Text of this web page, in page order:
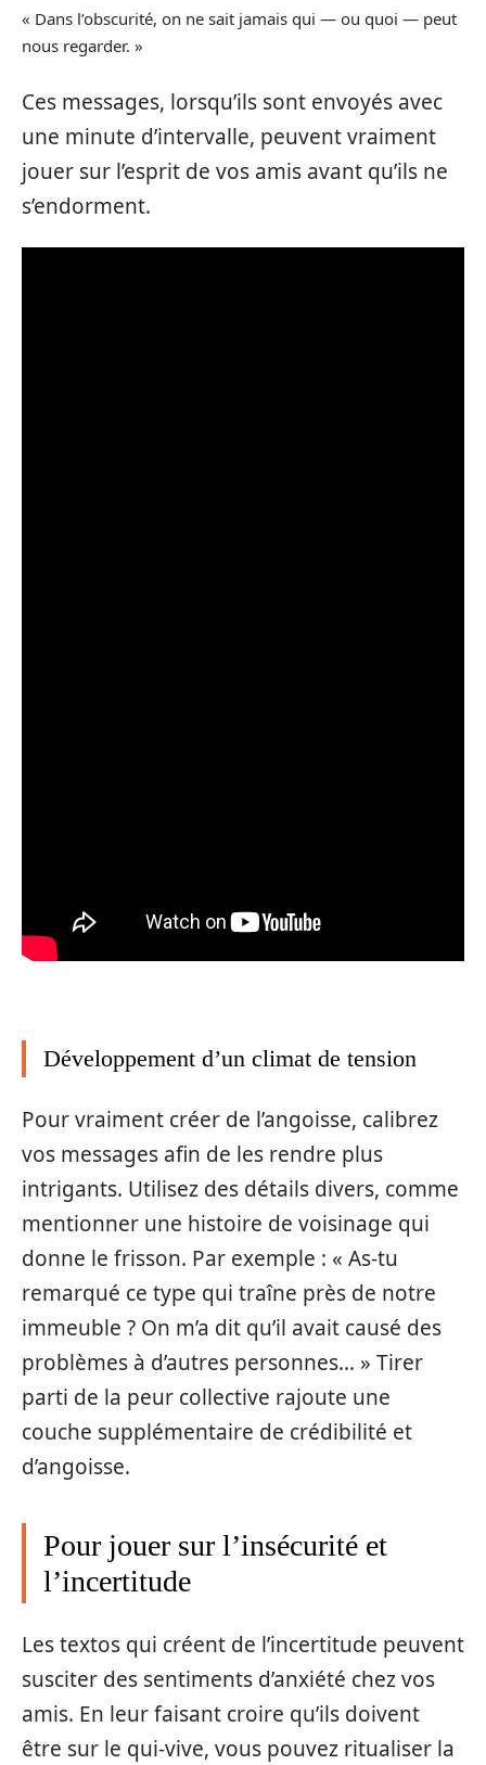
« Dans l’obscurité, on ne sait jamais qui — ou quoi — peut
nous regarder. »
Ces messages, lorsqu’ils sont envoyés avec
une minute d’intervalle, peuvent vraiment
jouer sur l’esprit de vos amis avant qu’ils ne
s’endorment.
Développement d’un climat de tension
Pour vraiment créer de l’angoisse, calibrez
vos messages afin de les rendre plus
intrigants. Utilisez des détails divers, comme
mentionner une histoire de voisinage qui
donne le frisson. Par exemple : « As-tu
remarqué ce type qui traîne près de notre
immeuble ? On m’a dit qu’il avait causé des
problèmes à d’autres personnes… » Tirer
parti de la peur collective rajoute une
couche supplémentaire de crédibilité et
d’angoisse.
Pour jouer sur l’insécurité et
l’incertitude
Les textos qui créent de l’incertitude peuvent
susciter des sentiments d’anxiété chez vos
amis. En leur faisant croire qu’ils doivent
être sur le qui-vive, vous pouvez ritualiser la